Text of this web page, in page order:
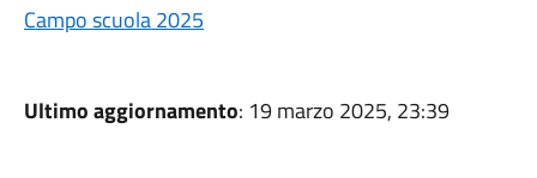
Campo scuola 2025
Ultimo aggiornamento: 19 marzo 2025, 23:39